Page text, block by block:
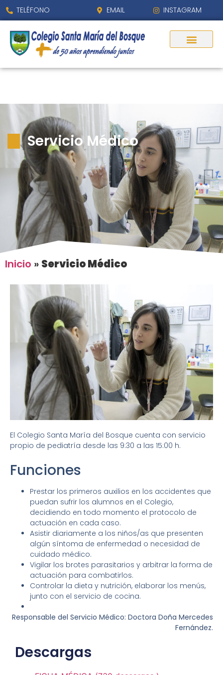
contenido
TELÉFONO EMAIL INSTAGRAM
Servicio Médico
Inicio » Servicio Médico
El Colegio Santa María del Bosque cuenta con servicio
propio de pediatría desde las 9:30 a las 15:00 h.
Funciones
Prestar los primeros auxilios en los accidentes que
puedan sufrir los alumnos en el Colegio,
decidiendo en todo momento el protocolo de
actuación en cada caso.
Asistir diariamente a los niños/as que presenten
algún síntoma de enfermedad o necesidad de
cuidado médico.
Vigilar los brotes parasitarios y arbitrar la forma de
actuación para combatirlos.
Controlar la dieta y nutrición, elaborar los menús,
junto con el servicio de cocina.
Responsable del Servicio Médico: Doctora Doña Mercedes
Fernández.
Descargas